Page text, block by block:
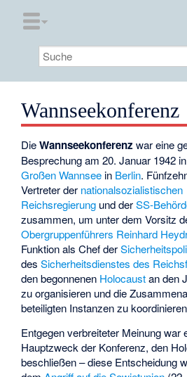
Wannseekonferenz
DieWannseekonferenz war eine
Besprechung am 20. Januar 1942
Großen Wannsee in Berlin.
Vertreter der nationalsozialistischen
Reichsregierung und derSS-
zusammen, um unter dem Vorsitz
Obergruppenführers Reinhard
Funktion als Chef der
desSicherheitsdienstes des
den begonnenen Holocaustan den
zu organisieren und die
beteiligten Instanzen zu
Entgegen verbreiteter Meinung war
Hauptzweck der Konferenz, den
beschließen – diese Entscheidung